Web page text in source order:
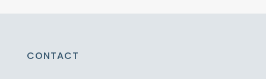
CONTACT